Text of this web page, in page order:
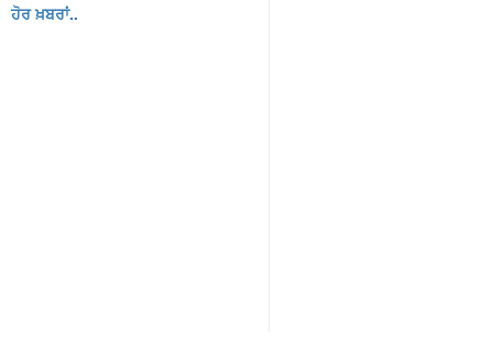
ਹੋਰ ਖ਼ਬਰਾਂ..